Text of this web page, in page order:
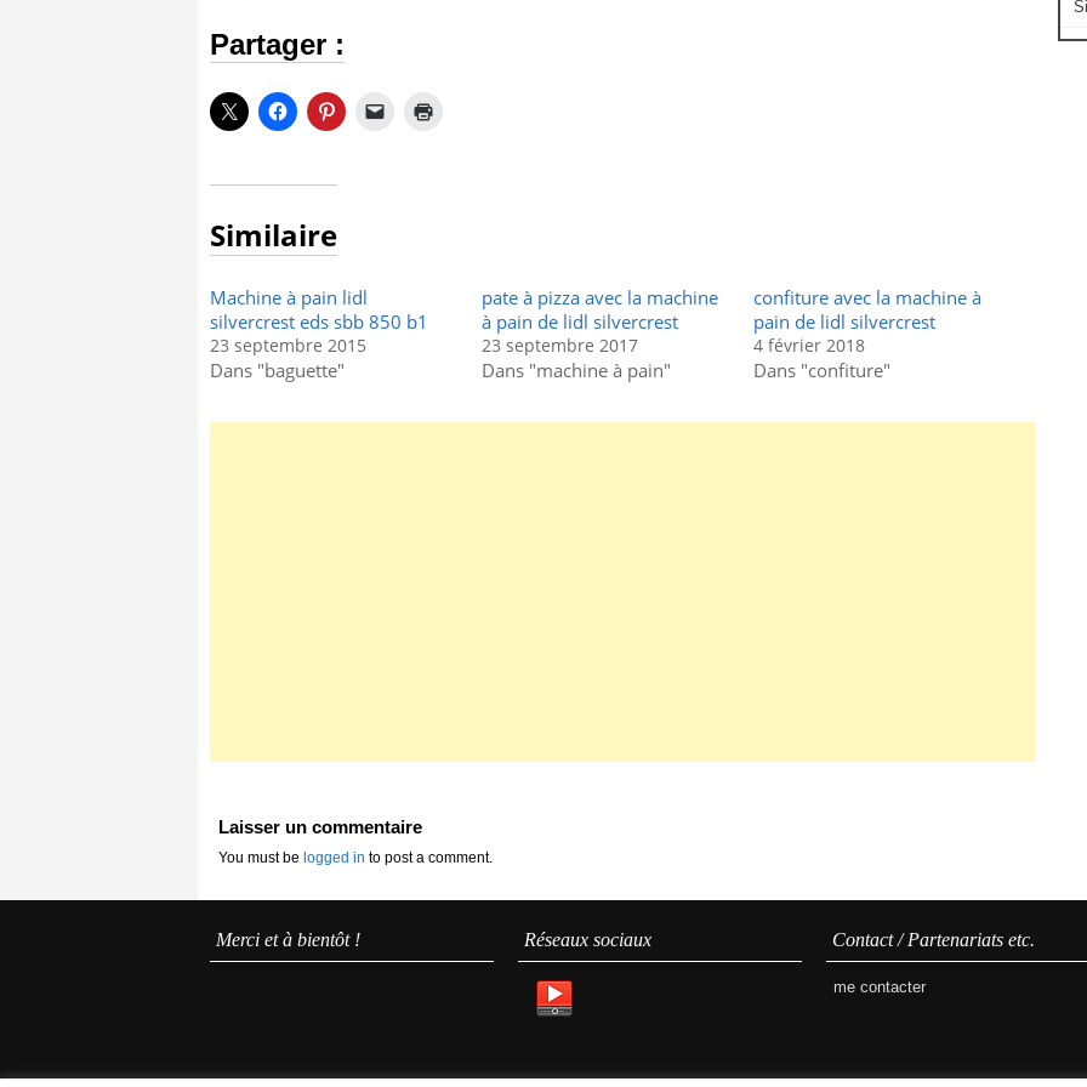
Partager :
Similaire
Machine à pain lidl
silvercrest eds sbb 850 b1
23 septembre 2015
Dans "baguette"
pate à pizza avec la machine
à pain de lidl silvercrest
23 septembre 2017
Dans "machine à pain"
confiture avec la machine à
pain de lidl silvercrest
4 février 2018
Dans "confiture"
Laisser un commentaire
You must be logged in to post a comment.
Merci et à bientôt ! Réseaux sociaux Contact / Partenariats etc.
me contacter